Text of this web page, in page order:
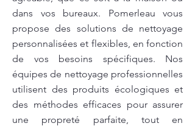
dans vos bureaux. Pomerleau vous
propose des solutions de nettoyage
personnalisées et flexibles, en fonction
de vos besoins spécifiques. Nos
équipes de nettoyage professionnelles
utilisent des produits écologiques et
des méthodes efficaces pour assurer
une propreté parfaite, tout en